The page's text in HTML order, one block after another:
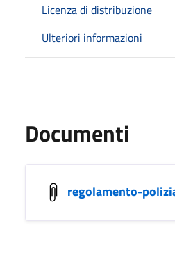
Licenza di distribuzione
Ulteriori informazioni
Documenti
regolamento-